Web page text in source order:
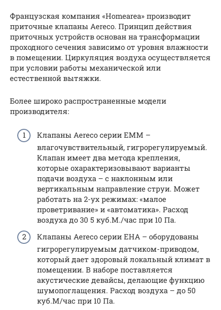
Французская компания «Homearea» производит
приточные клапаны Aereco. Принцип действия
приточных устройств основан на трансформации
проходного сечения зависимо от уровня влажности
в помещении. Циркуляция воздуха осуществляется
при условии работы механической или
естественной вытяжки.
Более широко распространенные модели
производителя:
Клапаны Aereco серии ЕММ –
влагочувствительный, гигрорегулируемый.
Клапан имеет два метода крепления,
которые охарактеризовывают варианты
подачи воздуха – с наклонным или
вертикальным направление струи. Может
работать на 2-ух режимах: «малое
проветривание» и «автоматика». Расход
воздуха до 30 5 куб.М./час при 10 Па.
Клапаны Aereco серии ЕНА – оборудованы
гигрорегулируемым датчиком-приводом,
который дает здоровый локальный климат в
помещении. В наборе поставляется
акустические девайсы, делающие функцию
шумопоглащения. Расход воздуха – до 50
куб.М/час при 10 Па.